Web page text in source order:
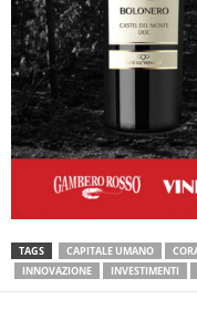
TAGS CAPITALE UMANO
INNOVAZIONE
INVESTIMENTI